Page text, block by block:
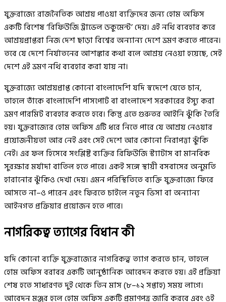
যুক্তরাজ্যে রাজনৈতিক আশ্রয় পাওয়া ব্যক্তিদের জন্য হোম অফিস
একটি বিশেষ ‘রিফিউজি ট্রাভেল ডকুমেন্ট’ দেয়। এই নথি ব্যবহার করে
আশ্রয়প্রাপ্তরা নিজ দেশ ছাড়া বিশ্বের অন্যান্য দেশে ভ্রমণ করতে পারেন।
তবে যে দেশে নির্যাতনের আশঙ্কার কথা বলে আশ্রয় নেওয়া হয়েছে, সেই
দেশে এই ভ্রমণ নথি ব্যবহার করা যায় না।
যুক্তরাজ্যে আশ্রয়প্রাপ্ত কোনো বাংলাদেশি যদি স্বদেশে যেতে চান,
তাহলে তাঁকে বাংলাদেশি পাসপোর্ট বা বাংলাদেশ সরকারের ইস্যু করা
ভ্রমণ পারমিট ব্যবহার করতে হবে। কিন্তু এতে গুরুতর আইনি ঝুঁকি তৈরি
হয়। যুক্তরাজ্যের হোম অফিস এটি ধরে নিতে পারে যে আশ্রয় নেওয়ার
প্রয়োজনীয়তা আর নেই এবং সেই দেশে আর কোনো নিরাপত্তা ঝুঁকি
নেই। এর ফল হিসেবে সংশ্লিষ্ট ব্যক্তির রিফিউজি স্ট্যাটাস বা মানবিক
সুরক্ষার মর্যাদা বাতিল হতে পারে। একই সঙ্গে স্থায়ী বসবাসের অনুমতি
হারানোর ঝুঁকিও দেখা দেয়। এমন পরিস্থিতিতে ব্যক্তি যুক্তরাজ্যে ফিরে
আসতে না–ও পারেন এবং ফিরতে চাইলে নতুন ভিসা বা অন্যান্য
আইনগত প্রক্রিয়ার প্রয়োজন হতে পারে।
নাগরিকত্ব ত্যাগের বিধান কী
যদি কোনো ব্যক্তি যুক্তরাজ্যের নাগরিকত্ব ত্যাগ করতে চান, তাহলে
হোম অফিস বরাবর একটি আনুষ্ঠানিক আবেদন করতে হয়। এই প্রক্রিয়া
শেষ হতে সাধারণত দুই থেকে তিন মাস (৮–১২ সপ্তাহ) সময় লাগে।
আবেদন মঞ্জুর হলে হোম অফিস একটি প্রমাণপত্র জারি করবে এবং ওই